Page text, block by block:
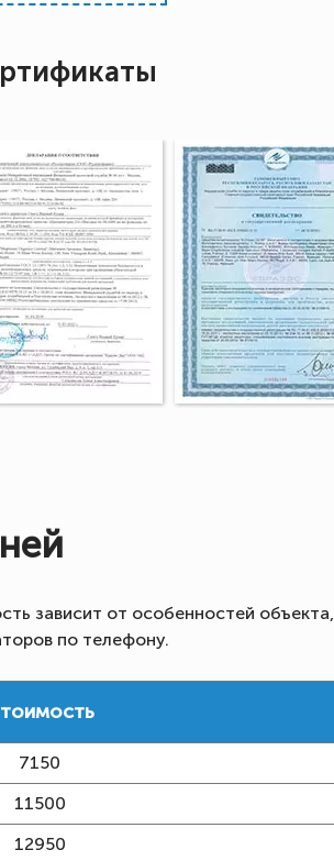
зависит от особенностей объекта,
по телефону.
7150
11500
12950